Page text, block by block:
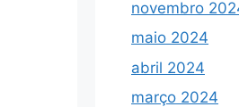
novembro
maio 2024
abril 2024
março 2024